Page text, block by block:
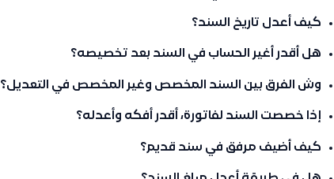
كيف أعدل تاريخ السند؟
هل أقدر أغير الحساب في السند بعد تخصيصه؟
وش الفرق بين السند المخصص وغير المخصص في التعديل؟
إذا خصصت السند لفاتورة، أقدر أفكه وأعدله؟
كيف أضيف مرفق في سند قديم؟